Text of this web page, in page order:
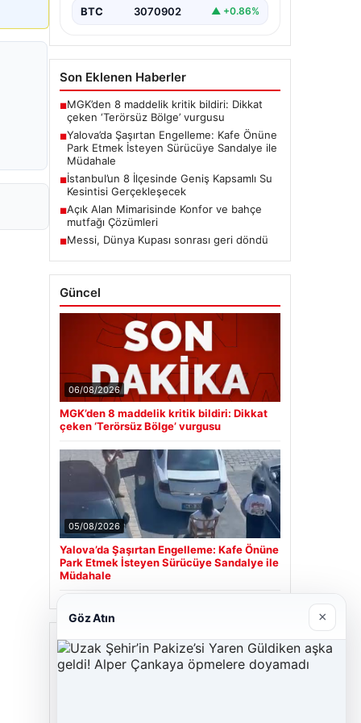
BTC 3070902 ▲ +0.86%
Son Eklenen Haberler
■MGK’den 8 maddelik kritik bildiri: Dikkat
çeken ‘Terörsüz Bölge’ vurgusu
■Yalova’da Şaşırtan Engelleme: Kafe Önüne
Park Etmek İsteyen Sürücüye Sandalye ile
Müdahale
■İstanbul’un 8 İlçesinde Geniş Kapsamlı Su
Kesintisi Gerçekleşecek
■Açık Alan Mimarisinde Konfor ve bahçe
mutfağı Çözümleri
■Messi, Dünya Kupası sonrası geri döndü
Güncel
06/08/2026
MGK’den 8 maddelik kritik bildiri: Dikkat
çeken ‘Terörsüz Bölge’ vurgusu
05/08/2026
Yalova’da Şaşırtan Engelleme: Kafe Önüne
Park Etmek İsteyen Sürücüye Sandalye ile
Müdahale
Son Eklenen Firmalar
Göz Atın ×